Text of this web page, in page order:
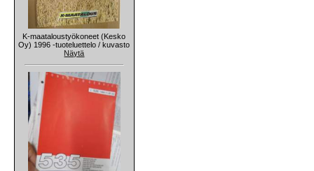
K-maataloustyökoneet (Kesko
Oy) 1996 -tuoteluettelo / kuvasto
Näytä